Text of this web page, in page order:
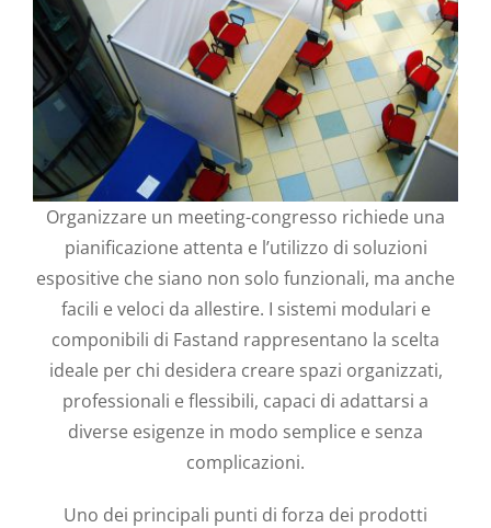
Organizzare un meeting-congresso richiede una
pianificazione attenta e l’utilizzo di soluzioni
espositive che siano non solo funzionali, ma anche
facili e veloci da allestire. I sistemi modulari e
componibili di Fastand rappresentano la scelta
ideale per chi desidera creare spazi organizzati,
professionali e flessibili, capaci di adattarsi a
diverse esigenze in modo semplice e senza
complicazioni.
Uno dei principali punti di forza dei prodotti